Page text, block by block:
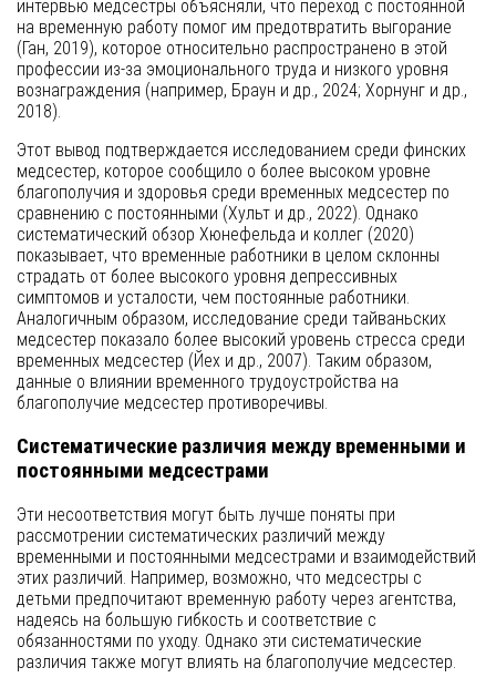
интервью медсестры объясняли, что переход с постоянной
на временную работу помог им предотвратить выгорание
(Ган, 2019), которое относительно распространено в этой
профессии из-за эмоционального труда и низкого уровня
вознаграждения (например, Браун и др., 2024; Хорнунг и др.,
2018).
Этот вывод подтверждается исследованием среди финских
медсестер, которое сообщило о более высоком уровне
благополучия и здоровья среди временных медсестер по
сравнению с постоянными (Хульт и др., 2022). Однако
систематический обзор Хюнефельда и коллег (2020)
показывает, что временные работники в целом склонны
страдать от более высокого уровня депрессивных
симптомов и усталости, чем постоянные работники.
Аналогичным образом, исследование среди тайваньских
медсестер показало более высокий уровень стресса среди
временных медсестер (Йех и др., 2007). Таким образом,
данные о влиянии временного трудоустройства на
благополучие медсестер противоречивы.
Систематические различия между временными и
постоянными медсестрами
Эти несоответствия могут быть лучше поняты при
рассмотрении систематических различий между
временными и постоянными медсестрами и взаимодействий
этих различий. Например, возможно, что медсестры с
детьми предпочитают временную работу через агентства,
надеясь на большую гибкость и соответствие с
обязанностями по уходу. Однако эти систематические
различия также могут влиять на благополучие медсестер.